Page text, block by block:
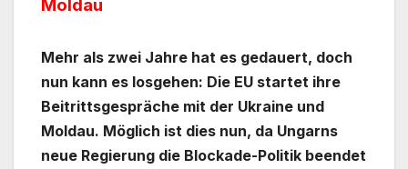
Moldau
Mehr als zwei Jahre hat es gedauert, doch
nun kann es losgehen: Die EU startet ihre
Beitrittsgespräche mit der Ukraine und
Moldau. Möglich ist dies nun, da Ungarns
neue Regierung die Blockade-Politik beendet